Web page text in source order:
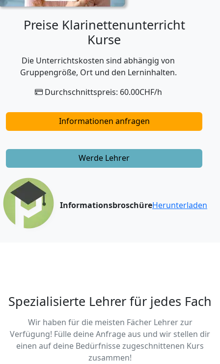
Preise Klarinettenunterricht
Kurse
Die Unterrichtskosten sind abhängig von
Gruppengröße, Ort und den Lerninhalten.
Durchschnittspreis: 60.00CHF/h
Informationen anfragen
Werde Lehrer
InformationsbroschüreHerunterladen
Spezialisierte Lehrer für jedes Fach
Wir haben für die meisten Fächer Lehrer zur
Verfügung! Fülle deine Anfrage aus und wir stellen dir
einen auf deine Bedürfnisse zugeschnittenen Kurs
zusammen!